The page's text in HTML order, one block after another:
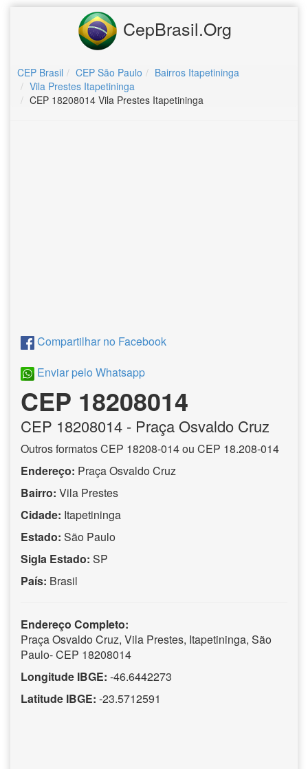
CepBrasil.Org
CEP Brasil CEP São Paulo
Bairros Itapetininga
Vila Prestes Itapetininga
CEP 18208014 Vila Prestes Itapetininga
Compartilhar no Facebook
Enviar pelo Whatsapp
CEP 18208014
CEP 18208014 - Praça Osvaldo Cruz
Outros formatos CEP 18208-014 ou CEP 18.208-014
Endereço: Praça Osvaldo Cruz
Bairro: Vila Prestes
Cidade: Itapetininga
Estado: São Paulo
Sigla Estado: SP
País: Brasil
Endereço Completo:
Praça Osvaldo Cruz, Vila Prestes, Itapetininga, São
Paulo- CEP 18208014
Longitude IBGE: -46.6442273
Latitude IBGE: -23.5712591